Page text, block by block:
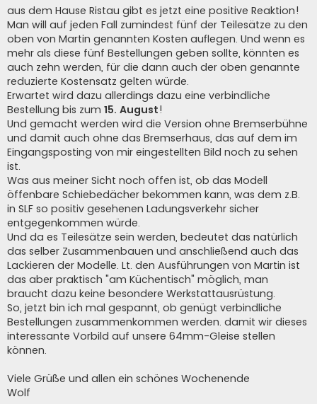
a
g
aus dem Hause Ristau gibt es jetzt eine positive Reaktion!
Man will auf jeden Fall zumindest fünf der Teilesätze zu den
oben von Martin genannten Kosten auflegen. Und wenn es
mehr als diese fünf Bestellungen geben sollte, könnten es
auch zehn werden, für die dann auch der oben genannte
reduzierte Kostensatz gelten würde.
Erwartet wird dazu allerdings dazu eine verbindliche
Bestellung bis zum 15. August!
Und gemacht werden wird die Version ohne Bremserbühne
und damit auch ohne das Bremserhaus, das auf dem im
Eingangsposting von mir eingestellten Bild noch zu sehen
ist.
Was aus meiner Sicht noch offen ist, ob das Modell
öffenbare Schiebedächer bekommen kann, was dem z.B.
in SLF so positiv gesehenen Ladungsverkehr sicher
entgegenkommen würde.
Und da es Teilesätze sein werden, bedeutet das natürlich
das selber Zusammenbauen und anschließend auch das
Lackieren der Modelle. Lt. den Ausführungen von Martin ist
das aber praktisch "am Küchentisch" möglich, man
braucht dazu keine besondere Werkstattausrüstung.
So, jetzt bin ich mal gespannt, ob genügt verbindliche
Bestellungen zusammenkommen werden. damit wir dieses
interessante Vorbild auf unsere 64mm-Gleise stellen
können.
Viele Grüße und allen ein schönes Wochenende
Wolf